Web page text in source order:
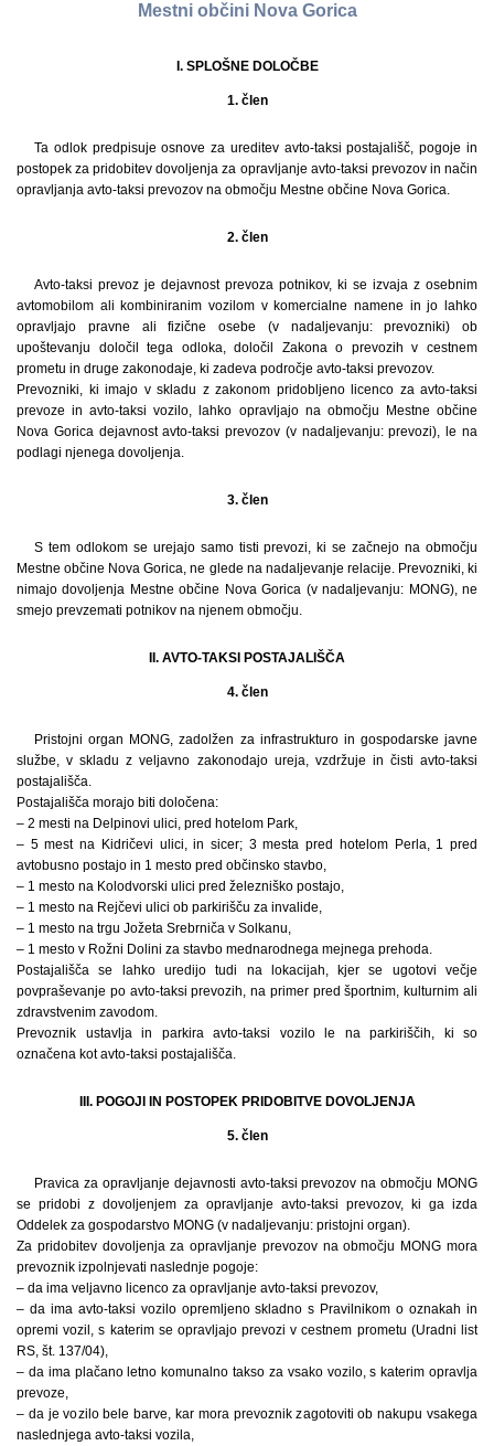
Mestni občini Nova Gorica
I. SPLOŠNE DOLOČBE
1. člen
Ta odlok predpisuje osnove za ureditev avto-taksi postajališč, pogoje in
postopek za pridobitev dovoljenja za opravljanje avto-taksi prevozov in način
opravljanja avto-taksi prevozov na območju Mestne občine Nova Gorica.
2. člen
Avto-taksi prevoz je dejavnost prevoza potnikov, ki se izvaja z osebnim
avtomobilom ali kombiniranim vozilom v komercialne namene in jo lahko
opravljajo pravne ali fizične osebe (v nadaljevanju: prevozniki) ob
upoštevanju določil tega odloka, določil Zakona o prevozih v cestnem
prometu in druge zakonodaje, ki zadeva področje avto-taksi prevozov.
Prevozniki, ki imajo v skladu z zakonom pridobljeno licenco za avto-taksi
prevoze in avto-taksi vozilo, lahko opravljajo na območju Mestne občine
Nova Gorica dejavnost avto-taksi prevozov (v nadaljevanju: prevozi), le na
podlagi njenega dovoljenja.
3. člen
S tem odlokom se urejajo samo tisti prevozi, ki se začnejo na območju
Mestne občine Nova Gorica, ne glede na nadaljevanje relacije. Prevozniki, ki
nimajo dovoljenja Mestne občine Nova Gorica (v nadaljevanju: MONG), ne
smejo prevzemati potnikov na njenem območju.
II. AVTO-TAKSI POSTAJALIŠČA
4. člen
Pristojni organ MONG, zadolžen za infrastrukturo in gospodarske javne
službe, v skladu z veljavno zakonodajo ureja, vzdržuje in čisti avto-taksi
postajališča.
Postajališča morajo biti določena:
– 2 mesti na Delpinovi ulici, pred hotelom Park,
– 5 mest na Kidričevi ulici, in sicer; 3 mesta pred hotelom Perla, 1 pred
avtobusno postajo in 1 mesto pred občinsko stavbo,
– 1 mesto na Kolodvorski ulici pred železniško postajo,
– 1 mesto na Rejčevi ulici ob parkirišču za invalide,
– 1 mesto na trgu Jožeta Srebrniča v Solkanu,
– 1 mesto v Rožni Dolini za stavbo mednarodnega mejnega prehoda.
Postajališča se lahko uredijo tudi na lokacijah, kjer se ugotovi večje
povpraševanje po avto-taksi prevozih, na primer pred športnim, kulturnim ali
zdravstvenim zavodom.
Prevoznik ustavlja in parkira avto-taksi vozilo le na parkiriščih, ki so
označena kot avto-taksi postajališča.
III. POGOJI IN POSTOPEK PRIDOBITVE DOVOLJENJA
5. člen
Pravica za opravljanje dejavnosti avto-taksi prevozov na območju MONG
se pridobi z dovoljenjem za opravljanje avto-taksi prevozov, ki ga izda
Oddelek za gospodarstvo MONG (v nadaljevanju: pristojni organ).
Za pridobitev dovoljenja za opravljanje prevozov na območju MONG mora
prevoznik izpolnjevati naslednje pogoje:
– da ima veljavno licenco za opravljanje avto-taksi prevozov,
– da ima avto-taksi vozilo opremljeno skladno s Pravilnikom o oznakah in
opremi vozil, s katerim se opravljajo prevozi v cestnem prometu (Uradni list
RS, št. 137/04),
– da ima plačano letno komunalno takso za vsako vozilo, s katerim opravlja
prevoze,
– da je vozilo bele barve, kar mora prevoznik zagotoviti ob nakupu vsakega
naslednjega avto-taksi vozila,